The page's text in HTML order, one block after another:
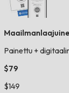
Painettu +
$79
$149